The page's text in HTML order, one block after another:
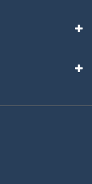
Instagram